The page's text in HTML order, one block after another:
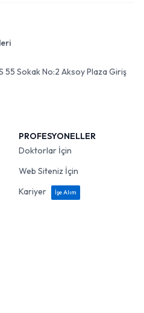
55 Sokak No:2 Aksoy Plaza Giriş
PROFESYONELLER
Doktorlar İçin
Web Siteniz İçin
Kariyer
İşe Alım